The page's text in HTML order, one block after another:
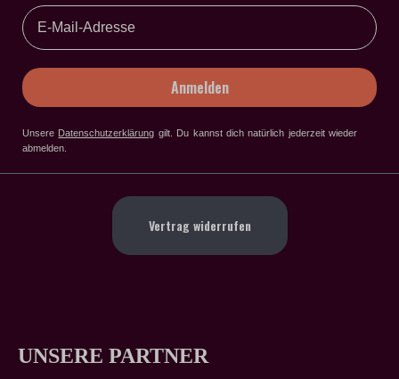
Email
Anmelden
Unsere Datenschutzerklärung gilt. Du kannst dich natürlich jederzeit wieder
abmelden.
Vertrag widerrufen
UNSERE PARTNER